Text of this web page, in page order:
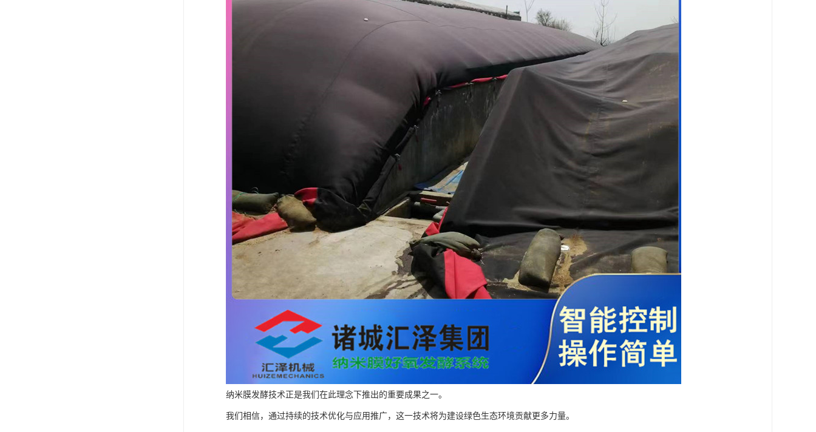
纳米膜发酵技术正是我们在此理念下推出的重要成果之一。
我们相信，通过持续的技术优化与应用推广，这一技术将为建设绿色生态环境贡献更多力量。